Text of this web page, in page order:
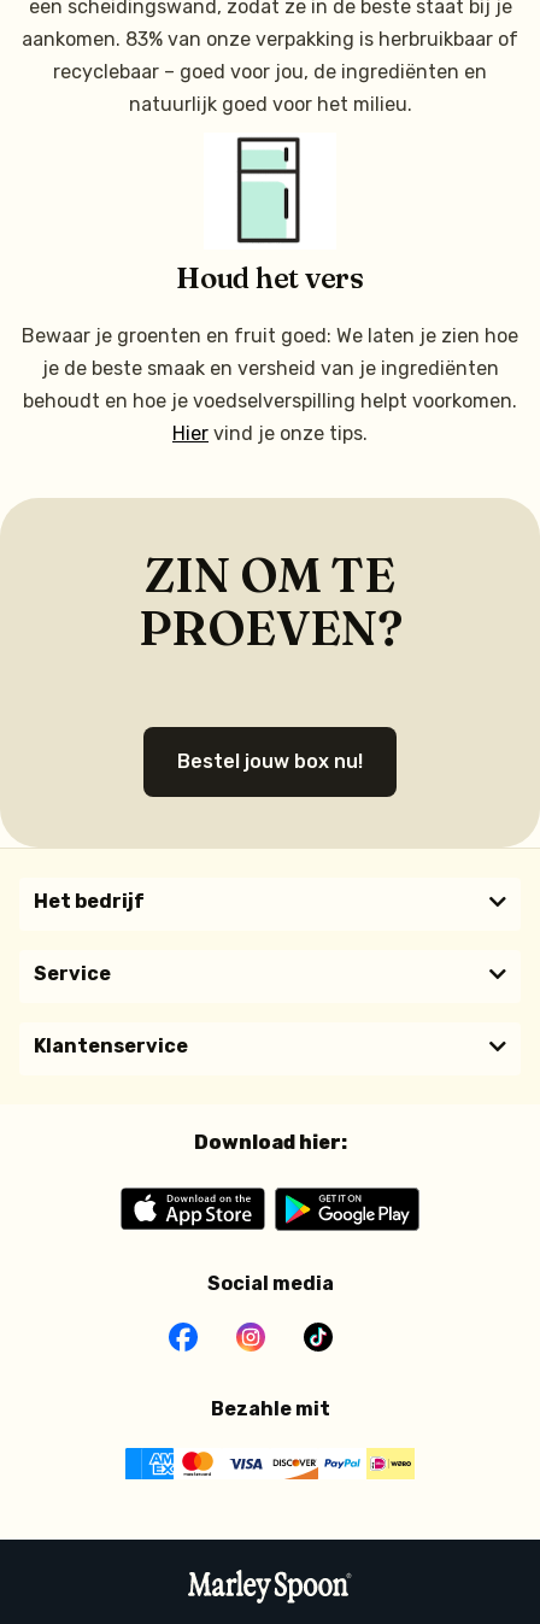
een scheidingswand, zodat ze in de beste staat bij je
aankomen. 83% van onze verpakking is herbruikbaar of
recyclebaar – goed voor jou, de ingrediënten en
natuurlijk goed voor het milieu.
Houd het vers
Bewaar je groenten en fruit goed: We laten je zien hoe
je de beste smaak en versheid van je ingrediënten
behoudt en hoe je voedselverspilling helpt voorkomen.
Hier vind je onze tips.
ZIN OM TE
PROEVEN?
Bestel jouw box nu!
Het bedrijf
Service
Klantenservice
Download hier:
Social media
Bezahle mit